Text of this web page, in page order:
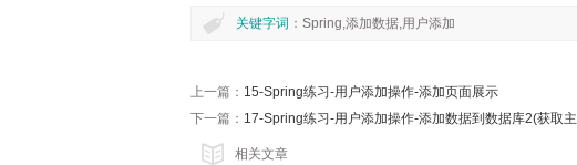
关键字词 ：Spring,添加数据,用户添加
上一篇： 15-Spring练习-用户添加操作-添加页面展示
下一篇： 17-Spring练习-用户添加操作-添加数据到数据库2(获取
相关文章